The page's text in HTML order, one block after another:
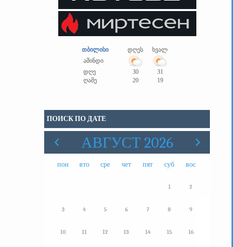
თბილისი დღეს
ხვალ
ამინდი
დღე
30
31
ღამე
20 19
ПОИСК ПО ДАТЕ
АВГУСТ 2026
пон вто сре чет пят суб вос
1 2
3 4 5 6 7 8 9
10 11 12 13 14 15 16